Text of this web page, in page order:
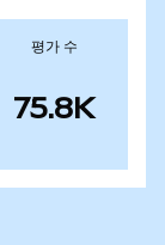
평가 수
75.8K